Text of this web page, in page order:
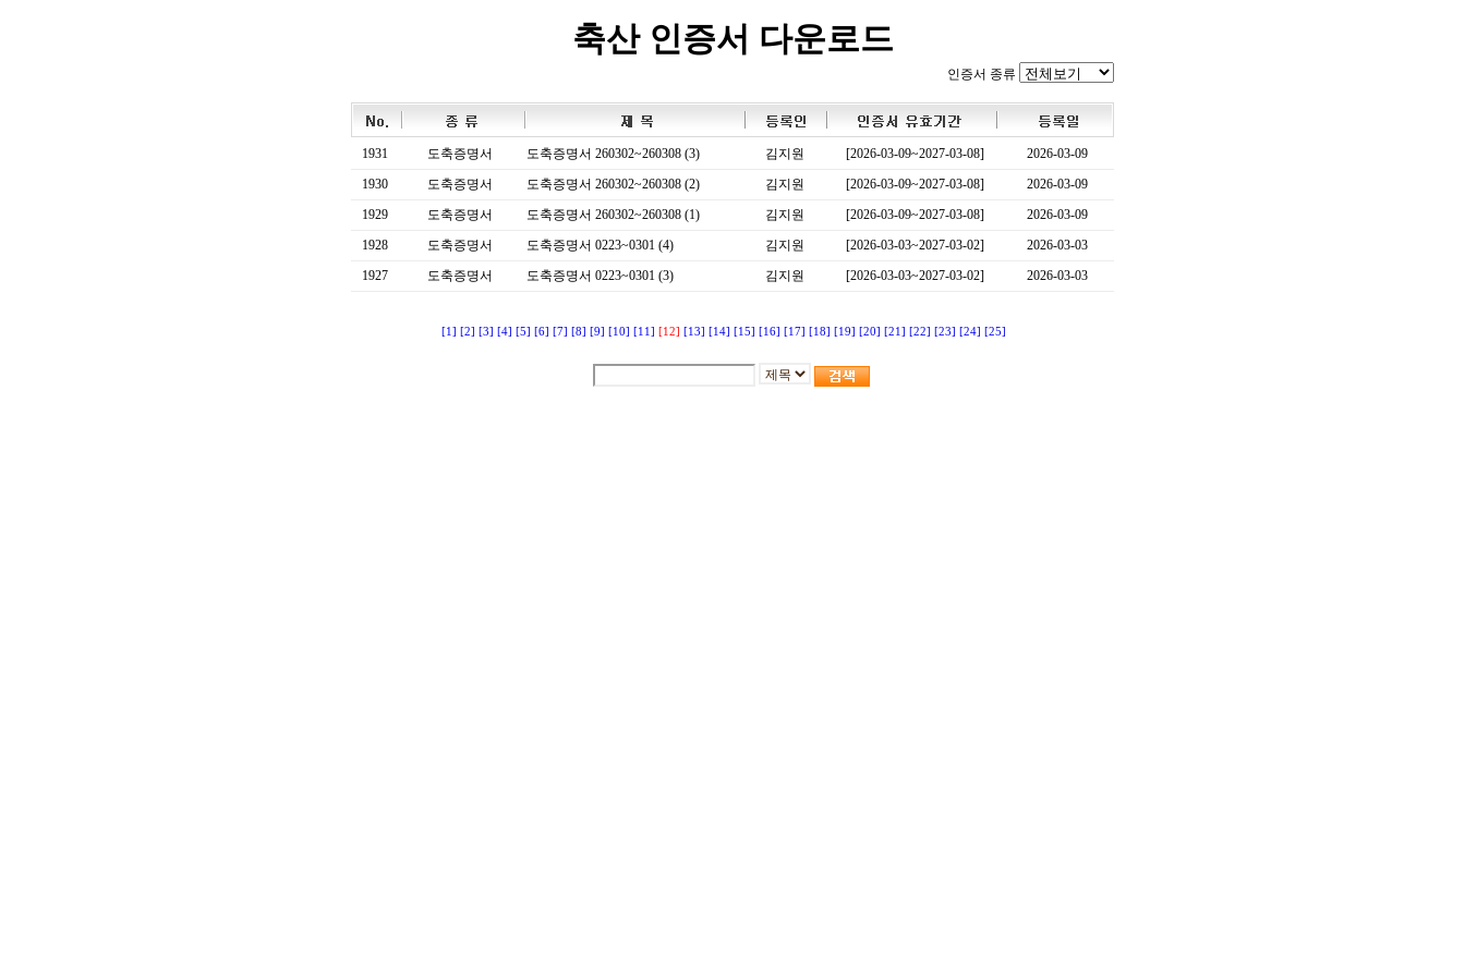
축산 인증서 다운로드
인증서 종류
1931 도축증명서 도축증명서 260302~260308 (3) 김지원 [2026-03-09~2027-03-08]
2026-03-09
1930
도축증명서 도축증명서 260302~260308 (2) 김지원 [2026-03-09~2027-03-08]
2026-03-09
1929
도축증명서 도축증명서 260302~260308 (1) 김지원 [2026-03-09~2027-03-08]
2026-03-09
1928
도축증명서 도축증명서 0223~0301 (4) 김지원 [2026-03-03~2027-03-02]
2026-03-03
1927
도축증명서 도축증명서 0223~0301 (3) 김지원 [2026-03-03~2027-03-02] 2026-03-03
[1] [2] [3] [4] [5] [6] [7] [8] [9] [10] [11] [12] [13] [14] [15] [16] [17] [18] [19] [20] [21] [22] [23] [24] [25]